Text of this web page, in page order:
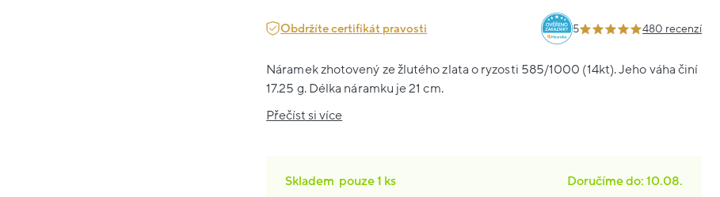
Obdržíte certifikát pravosti 5 480 recenzí
Náramek zhotovený ze žlutého zlata o ryzosti 585/1000 (14kt). Jeho váha činí
17.25 g. Délka náramku je 21 cm.
Přečíst si více
Skladem pouze1 ks
Doručíme do: 10.08.